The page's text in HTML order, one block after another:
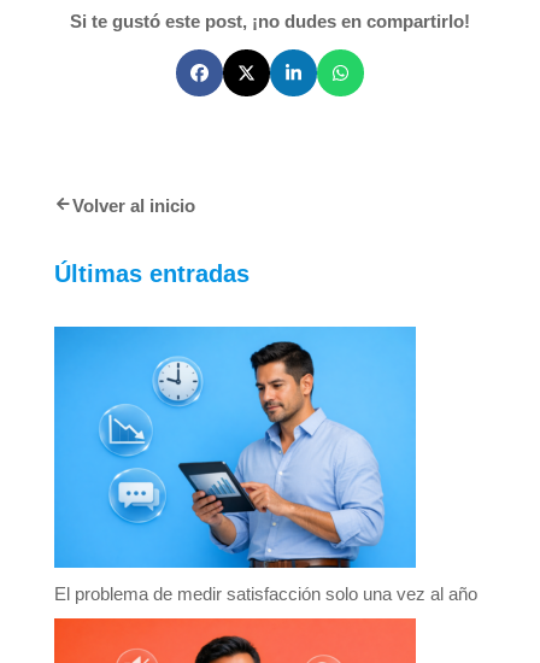
Si te gustó este post, ¡no dudes en compartirlo!
Volver al inicio
Últimas entradas
El problema de medir satisfacción solo una vez al año